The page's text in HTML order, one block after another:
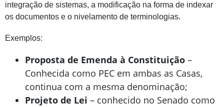
integração de sistemas, a modificação na forma de indexar
os documentos e o nivelamento de terminologias.
Exemplos:
Proposta de Emenda à Constituição –
Conhecida como PEC em ambas as Casas,
continua com a mesma denominação;
Projeto de Lei – conhecido no Senado como